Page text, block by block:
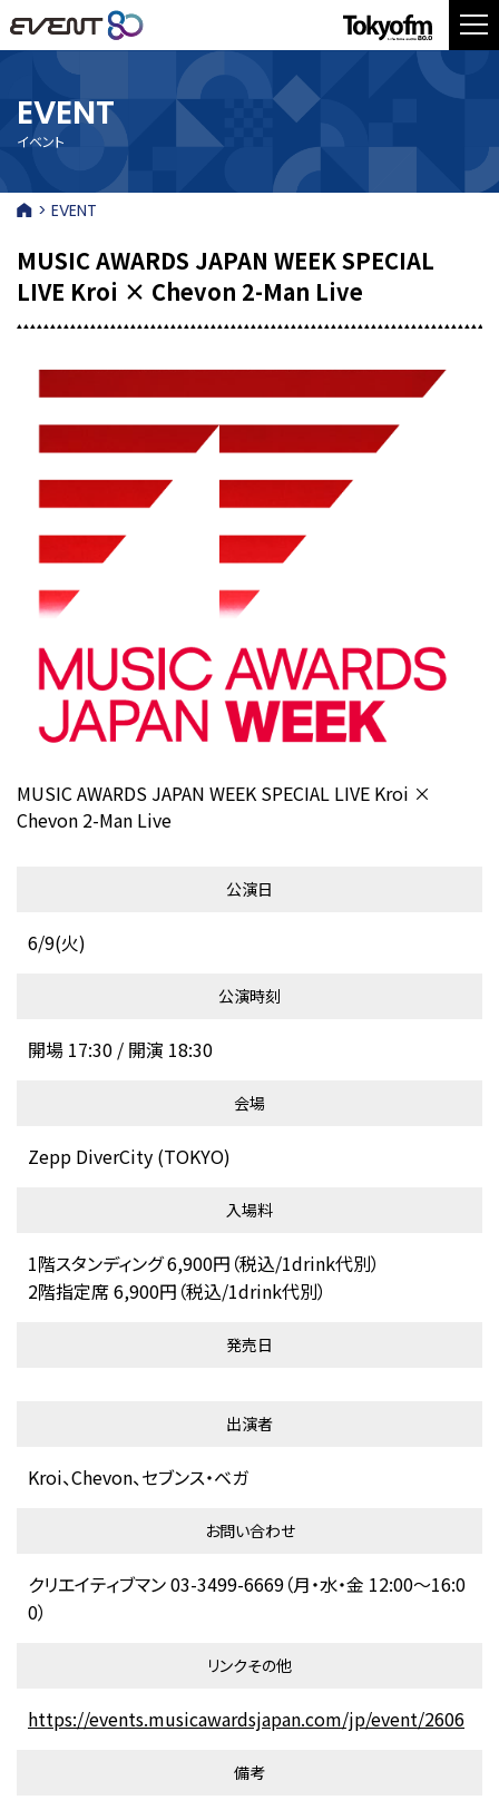
EVENT
イベント
> EVENT
MUSIC AWARDS JAPAN WEEK SPECIAL
LIVE Kroi × Chevon 2-Man Live
MUSIC AWARDS JAPAN WEEK SPECIAL LIVE Kroi ×
Chevon 2-Man Live
公演日
6/9(火)
公演時刻
開場 17:30 / 開演 18:30
会場
Zepp DiverCity (TOKYO)
入場料
1階スタンディング 6,900円（税込/1drink代別）
2階指定席 6,900円（税込/1drink代別）
発売日
出演者
Kroi、Chevon、セブンス・ベガ
お問い合わせ
クリエイティブマン 03-3499-6669（月・水・金 12:00～16:0
0）
リンクその他
https://events.musicawardsjapan.com/jp/event/2606
備考